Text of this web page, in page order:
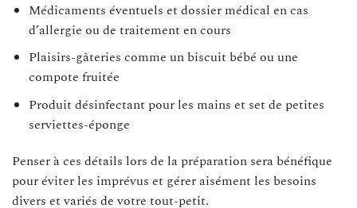
Médicaments éventuels et dossier médical en cas
d’allergie ou de traitement en cours
Plaisirs-gâteries comme un biscuit bébé ou une
compote fruitée
Produit désinfectant pour les mains et set de petites
serviettes-éponge
Penser à ces détails lors de la préparation sera bénéfique
pour éviter les imprévus et gérer aisément les besoins
divers et variés de votre tout-petit.